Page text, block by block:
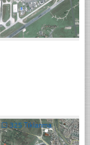
☐325 Tıklanma